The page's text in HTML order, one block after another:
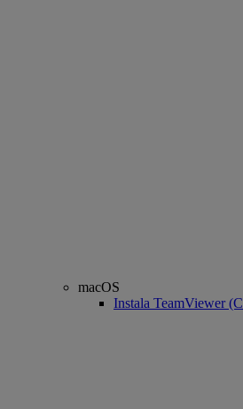
macOS
Instala TeamViewer